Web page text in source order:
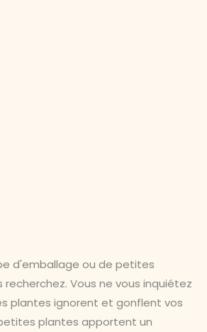
d'emballage ou de petites
Vous ne vous inquiétez
plantes ignorent et gonflent vos
plantes apportent un